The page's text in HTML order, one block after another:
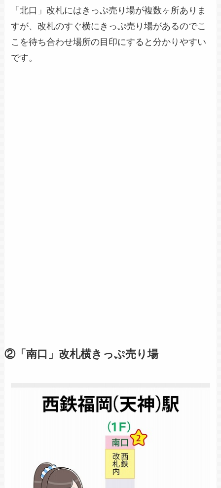
「北口」改札にはきっぷ売り場が複数ヶ所ありま
すが、改札のすぐ横にきっぷ売り場があるのでこ
こを待ち合わせ場所の目印にすると分かりやすい
です。
②「南口」改札横きっぷ売り場